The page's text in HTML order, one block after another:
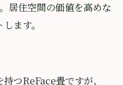
居住空間の価値を高めな
ます。
つReFace畳ですが、